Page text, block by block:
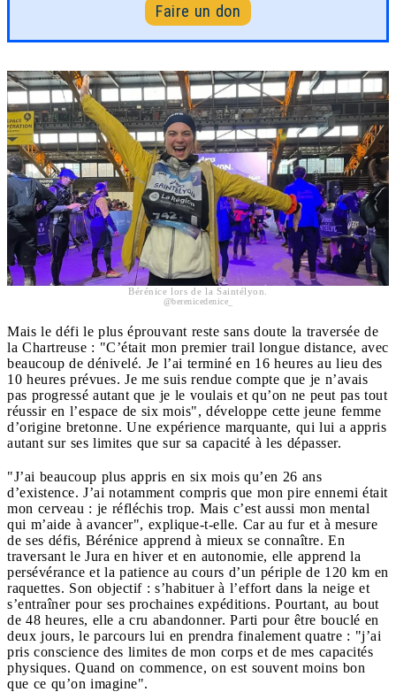
Faire un don
Bérénice lors de la Saintélyon.
@berenicedenice_
Mais le défi le plus éprouvant reste sans doute la traversée de
la Chartreuse : "C’était mon premier trail longue distance, avec
beaucoup de dénivelé. Je l’ai terminé en 16 heures au lieu des
10 heures prévues. Je me suis rendue compte que je n’avais
pas progressé autant que je le voulais et qu’on ne peut pas tout
réussir en l’espace de six mois", développe cette jeune femme
d’origine bretonne. Une expérience marquante, qui lui a appris
autant sur ses limites que sur sa capacité à les dépasser.
"J’ai beaucoup plus appris en six mois qu’en 26 ans
d’existence. J’ai notamment compris que mon pire ennemi était
mon cerveau : je réfléchis trop. Mais c’est aussi mon mental
qui m’aide à avancer", explique-t-elle. Car au fur et à mesure
de ses défis, Bérénice apprend à mieux se connaître. En
traversant le Jura en hiver et en autonomie, elle apprend la
persévérance et la patience au cours d’un périple de 120 km en
raquettes. Son objectif : s’habituer à l’effort dans la neige et
s’entraîner pour ses prochaines expéditions. Pourtant, au bout
de 48 heures, elle a cru abandonner. Parti pour être bouclé en
deux jours, le parcours lui en prendra finalement quatre : "j’ai
pris conscience des limites de mon corps et de mes capacités
physiques. Quand on commence, on est souvent moins bon
que ce qu’on imagine".